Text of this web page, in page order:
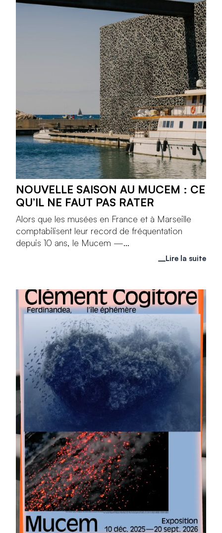
NOUVELLE SAISON AU MUCEM : CE
QU’IL NE FAUT PAS RATER
Alors que les musées en France et à Marseille
comptabilisent leur record de fréquentation
depuis 10 ans, le Mucem —...
Lire la suite